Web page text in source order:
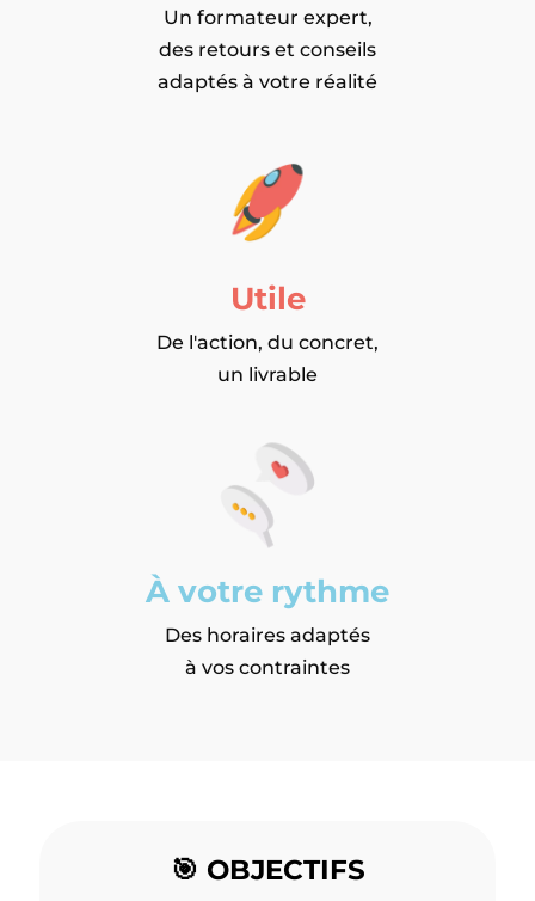
Un formateur expert,
des retours et conseils
adaptés à votre réalité
Utile
De l'action, du concret,
un livrable
À votre rythme
Des horaires adaptés
à vos contraintes
🎯 OBJECTIFS